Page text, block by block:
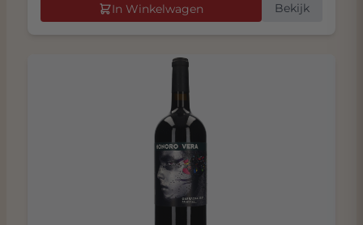
In Winkelwagen Bekijk